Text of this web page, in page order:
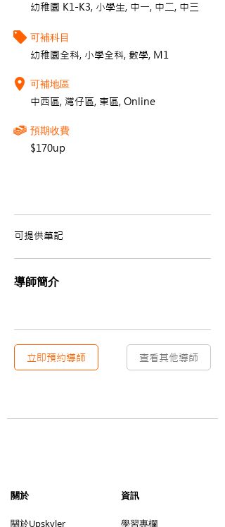
幼稚園 K1-K3, 小學生, 中一, 中二, 中三
可補科目
幼稚園全科, 小學全科, 數學, M1
可補地區
中西區, 灣仔區, 東區, Online
預期收費
$170up
可提供筆記
導師簡介
立即預約導師 查看其他導師
​關於 資訊
​關於Upskyler
學習專欄